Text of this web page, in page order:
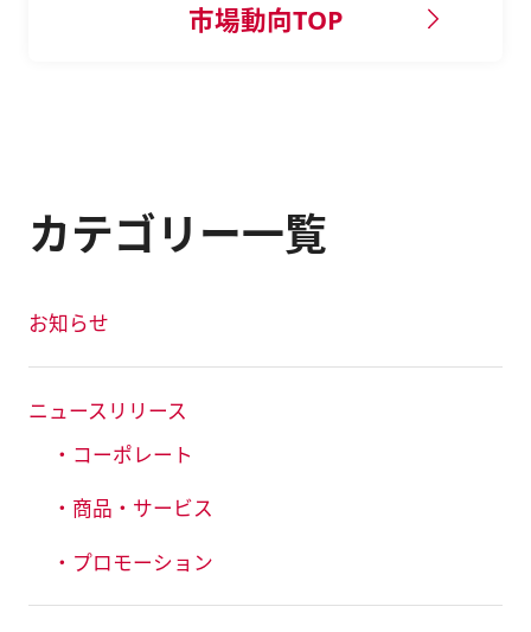
市場動向TOP
カテゴリー一覧
お知らせ
ニュースリリース
・コーポレート
・商品・サービス
・プロモーション